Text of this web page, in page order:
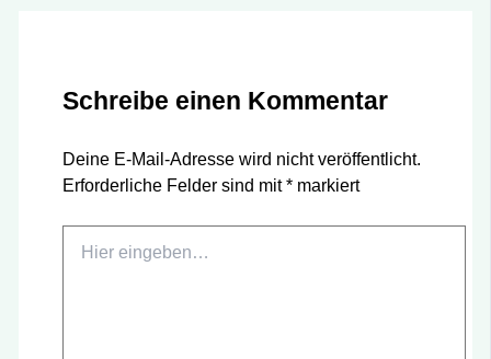
Schreibe einen Kommentar
Deine E-Mail-Adresse wird nicht veröffentlicht.
Erforderliche Felder sind mit*markiert
eingeben…